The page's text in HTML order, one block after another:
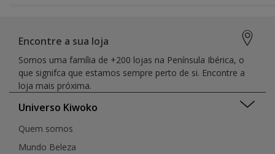
Encontre a sua loja
Somos uma família de +200 lojas na Península Ibérica, o
que signifca que estamos sempre perto de si. Encontre a
loja mais próxima.
Universo Kiwoko
Quem somos
Mundo Beleza